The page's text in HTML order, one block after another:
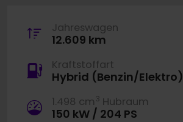
Jahreswagen
12.609 km
Kraftstoffart
Hybrid (Benzin/Elektro)
1.498 cm 3 Hubraum
150 kW / 204 PS